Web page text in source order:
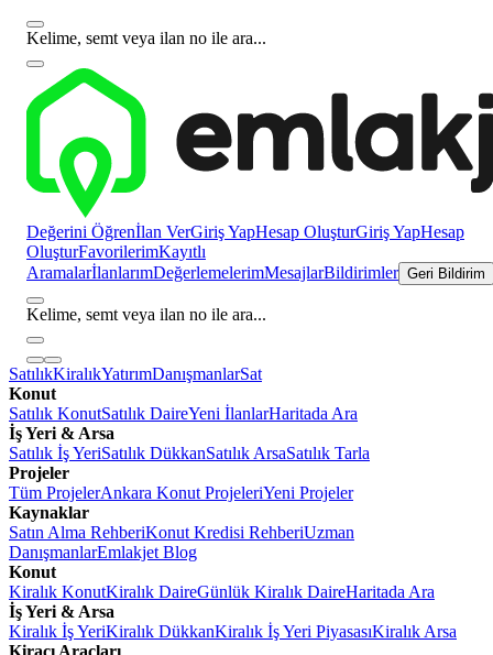
Kelime, semt veya ilan no ile ara...
Değerini Öğrenİlan VerGiriş YapHesap OluşturGiriş YapHesap
OluşturFavorilerimKayıtlı
AramalarİlanlarımDeğerlemelerimMesajlarBildirimler Geri Bildirim
Kelime, semt veya ilan no ile ara...
SatılıkKiralıkYatırımDanışmanlarSat
Konut
Satılık KonutSatılık DaireYeni İlanlarHaritada Ara
İş Yeri & Arsa
Satılık İş YeriSatılık DükkanSatılık ArsaSatılık Tarla
Projeler
Tüm ProjelerAnkara Konut ProjeleriYeni Projeler
Kaynaklar
Satın Alma RehberiKonut Kredisi RehberiUzman
DanışmanlarEmlakjet Blog
Konut
Kiralık KonutKiralık DaireGünlük Kiralık DaireHaritada Ara
İş Yeri & Arsa
Kiralık İş YeriKiralık DükkanKiralık İş Yeri PiyasasıKiralık Arsa
Kiracı Araçları